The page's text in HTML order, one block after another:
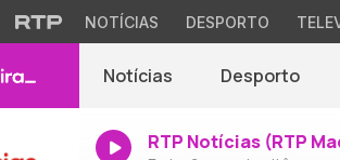
NOTÍCIAS DESPORTO
Notícias Desporto
RTP Notícias (RTP